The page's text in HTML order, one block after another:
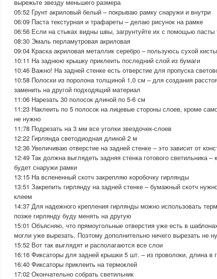
вырежьте звезду меньшего размера
05:52 Грунт акриловый белый – покрываю рамку снаружи и внутри
06:09 Паста текстурная и трафареты – делаю рисунок на рамке
06:56 Если на стыках видны швы, загрунтуйте их с помощью пасты
08:30 Эмаль перламутровая акриловая
09:04 Краска акриловая металлик серебро – пользуюсь сухой
10:11 На заднюю крышку приклеить последний слой из бумаги
10:46 Важно! На задней стенке есть отверстие для пропуска
10:58 Полоски из поролона толщиной 1,0 см – для создания
заменить на другой подходящий материал
11:06 Нарезать 30 полосок длиной по 5-6 см
11:23 Наклеить по 5 полосок на лицевые стороны слоев, кроме
не нужно
11:78 Подрезать на 3 мм все уголки звездочек-слоев
12:22 Гирлянда светодиодная длиной 2 м
12:36 Увеличиваю отверстие на задней стенке – это зависит от
12:49 Так должна выглядеть задняя стенка готового светильника –
будет снаружи рамки
13:15 На вспененный скотч закрепляю коробочку гирлянды
13:51 Закрепить гирлянду на задней стенке – бумажный скотч
клеем
14:37 Для надежного крепления гирлянды можно использовать
позже гирлянду буду менять на другую
15:01 Объясняю, что прямоугольные отверстия уже есть в
могли уже вырезать. Поэтому дополнительно ничего вырезать не
15:52 Вот так выглядят и располагаются все слои
16:16 Фиксаторы для задней крышки 5 шт. – из проволоки, длина в
16:40 Фиксаторы приклеить на термоклей
17:02 Окончательно собрать светильник